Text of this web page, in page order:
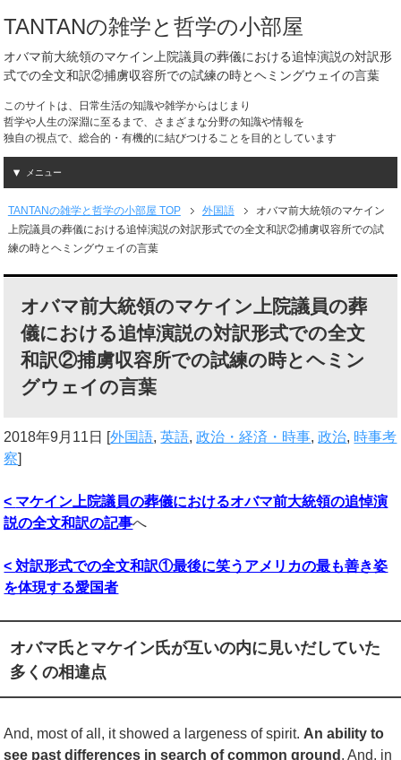
TANTANの雑学と哲学の小部屋
オバマ前大統領のマケイン上院議員の葬儀における追悼演説の対訳形
式での全文和訳②捕虜収容所での試練の時とヘミングウェイの言葉
このサイトは、日常生活の知識や雑学からはじまり
哲学や人生の深淵に至るまで、さまざまな分野の知識や情報を
独自の視点で、総合的・有機的に結びつけることを目的としています
メニュー
TANTANの雑学と哲学の小部屋 TOP 外国語
オバマ前大統領のマケイン
上院議員の葬儀における追悼演説の対訳形式での全文和訳②捕虜収容所での試
練の時とヘミングウェイの言葉
オバマ前大統領のマケイン上院議員の葬
儀における追悼演説の対訳形式での全文
和訳②捕虜収容所での試練の時とヘミン
グウェイの言葉
2018年9月11日 [外国語,英語,政治・経済・時事,政治, 時事考
察]
< マケイン上院議員の葬儀におけるオバマ前大統領の追悼演
説の全文和訳の記事へ
<対訳形式での全文和訳①最後に笑うアメリカの最も善き姿
を体現する愛国者
オバマ氏とマケイン氏が互いの内に見いだしていた
多くの相違点
And, most of all, it showed a largeness of spirit. An ability to
see past differences in search of common ground . And, in